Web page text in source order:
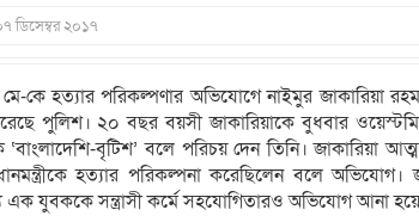
ডিসেম্বর ২০১৭
মে-কে হত্যার পরিকল্পণার অভিযোগে নাইমুর জাকারিয়া
পুলিশ। ২০ বছর বয়সী জাকারিয়াকে বুধবার
বৃটিশ’ বলে পরিচয় দেন তিনি। জাকারিয়া
হত্যার পরিকল্পনা করেছিলেন বলে
এক যুবককে সন্ত্রাসী কর্মে সহযোগিতারও অভিযোগ আনা